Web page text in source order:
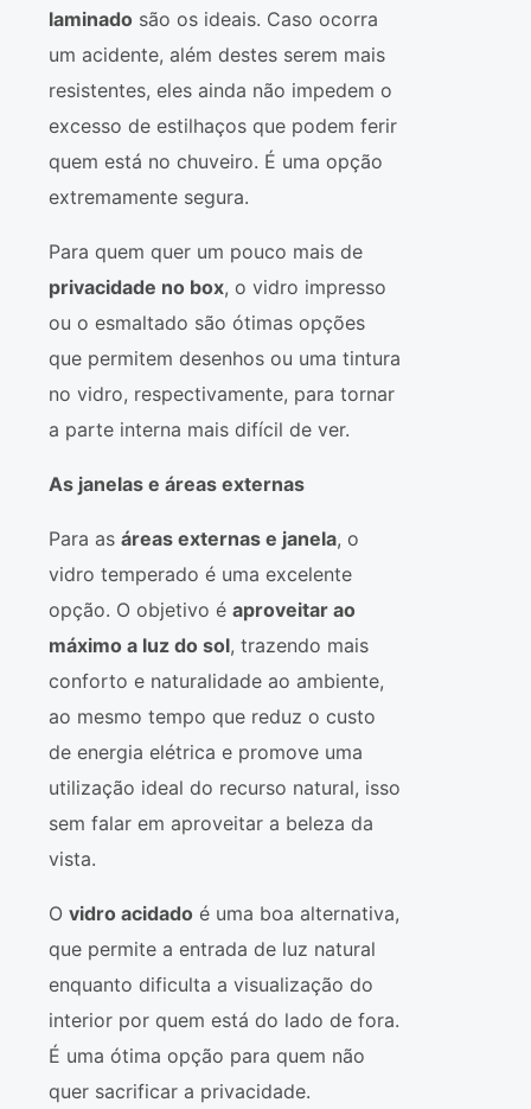
laminado são os ideais. Caso ocorra
um acidente, além destes serem mais
resistentes, eles ainda não impedem o
excesso de estilhaços que podem ferir
quem está no chuveiro. É uma opção
extremamente segura.
Para quem quer um pouco mais de
privacidade no box, o vidro impresso
ou o esmaltado são ótimas opções
que permitem desenhos ou uma tintura
no vidro, respectivamente, para tornar
a parte interna mais difícil de ver.
As janelas e áreas externas
Para as áreas externas e janela, o
vidro temperado é uma excelente
opção. O objetivo é aproveitar ao
máximo a luz do sol, trazendo mais
conforto e naturalidade ao ambiente,
ao mesmo tempo que reduz o custo
de energia elétrica e promove uma
utilização ideal do recurso natural, isso
sem falar em aproveitar a beleza da
vista.
O vidro acidado é uma boa alternativa,
que permite a entrada de luz natural
enquanto dificulta a visualização do
interior por quem está do lado de fora.
É uma ótima opção para quem não
quer sacrificar a privacidade.